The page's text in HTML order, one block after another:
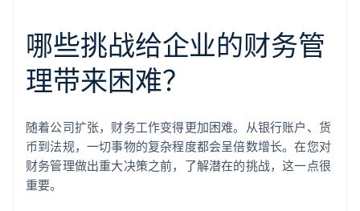
哪些挑战给企业的财务管
理带来困难？
随着公司扩张，财务工作变得更加困难。从银行账户、货
币到法规，一切事物的复杂程度都会呈倍数增长。在您对
财务管理做出重大决策之前，了解潜在的挑战，这一点很
重要。